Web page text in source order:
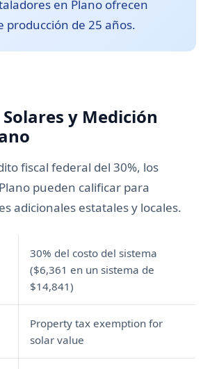
en Plano ofrecen
producción de 25 años.
y Medición
fiscal federal del 30%, los
pueden calificar para
adicionales estatales y locales.
30% del costo del sistema
($6,361 en un sistema de
$14,841)
Property tax exemption for
solar value